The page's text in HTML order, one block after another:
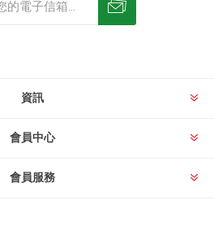
資訊
會員中心
會員服務